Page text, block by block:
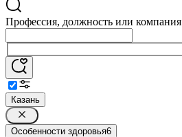
Профессия, должность или компания
Казань
Особенности здоровья6